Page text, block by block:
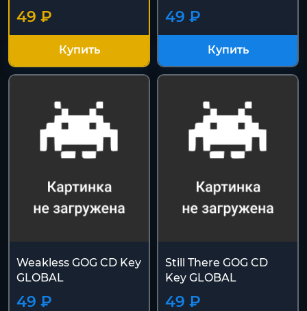
49 ₽
Купить
49 ₽
Купить
Weakless GOG CD Key
GLOBAL
49 ₽
Still There GOG CD
Key GLOBAL
49 ₽